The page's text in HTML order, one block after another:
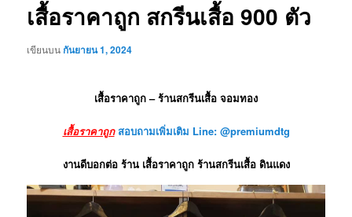
เสื้อราคาถูก สกรีนเสื้อ 900 ตัว
เขียนบนกันยายน 1, 2024
เสื้อราคาถูก – ร้านสกรีนเสื้อ จอมทอง
เสื้อราคาถูก สอบถามเพิ่มเติม Line: @premiumdtg
งานดีบอกต่อ ร้าน เสื้อราคาถูก ร้านสกรีนเสื้อ ดินแดง